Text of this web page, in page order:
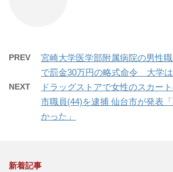
PREV
宮崎大学医学部附属病院の男性
で罰金30万円の略式命令 大学
NEXT
ドラッグストアで女性のスカー
市職員(44)を逮捕 仙台市が発表
かった」
新着記事